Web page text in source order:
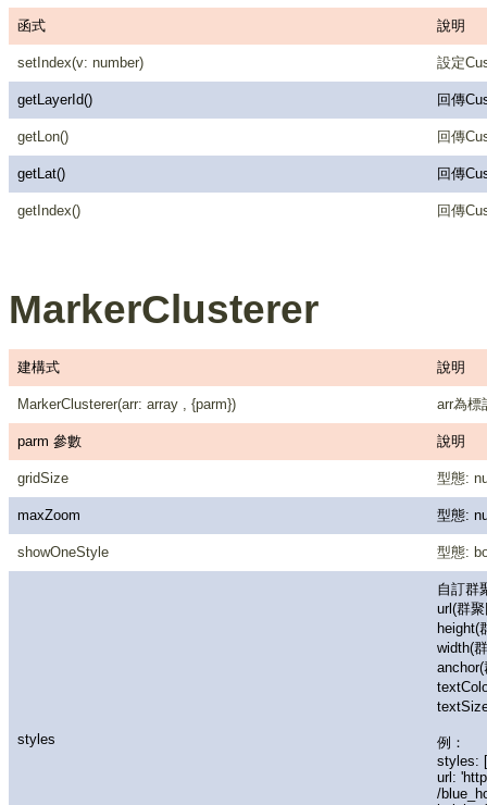
函式 說明
setIndex(v: number) 設定
getLayerId() 回傳
getLon() 回傳
getLat() 回傳
getIndex() 回傳
MarkerClusterer
建構式 說明
MarkerClusterer(arr: array , {parm}) arr為
parm 參數 說明
gridSize 型態:
maxZoom 型態:
showOneStyle 型態:
styles
自訂群
url(群
height(
width(
例：
styles:
url:
/